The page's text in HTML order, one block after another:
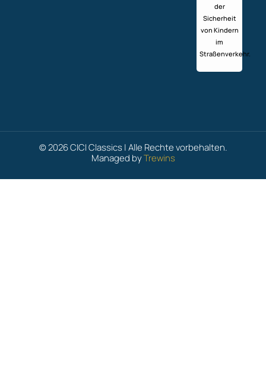
der
Sicherheit
von Kindern
im
Straßenverkehr.
© 2026 CICI Classics | Alle Rechte vorbehalten.
Managed byTrewins